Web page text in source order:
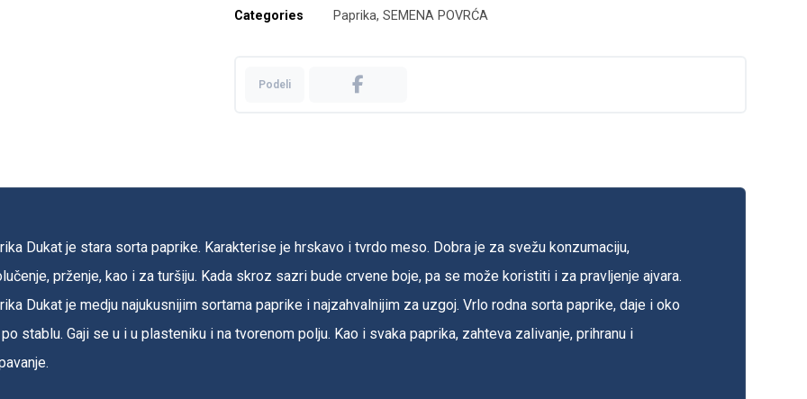
Categories
Paprika,SEMENA POVRĆA
Dukat je stara sorta paprike. Karakterise je hrskavo i tvrdo meso. Dobra je za svežu konzumaciju,
prženje, kao i za turšiju. Kada skroz sazri bude crvene boje, pa se može koristiti i za pravljenje ajvara.
Dukat je medju najukusnijim sortama paprike i najzahvalnijim za uzgoj. Vrlo rodna sorta paprike, daje i oko
stablu. Gaji se u i u plasteniku i na tvorenom polju. Kao i svaka paprika, zahteva zalivanje, prihranu i